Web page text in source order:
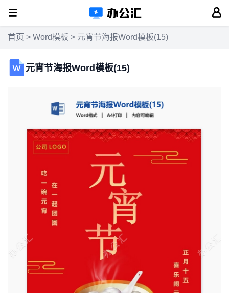
首页 > Word模板 > 元宵节海报Word模板(15)
元宵节海报Word模板(15)